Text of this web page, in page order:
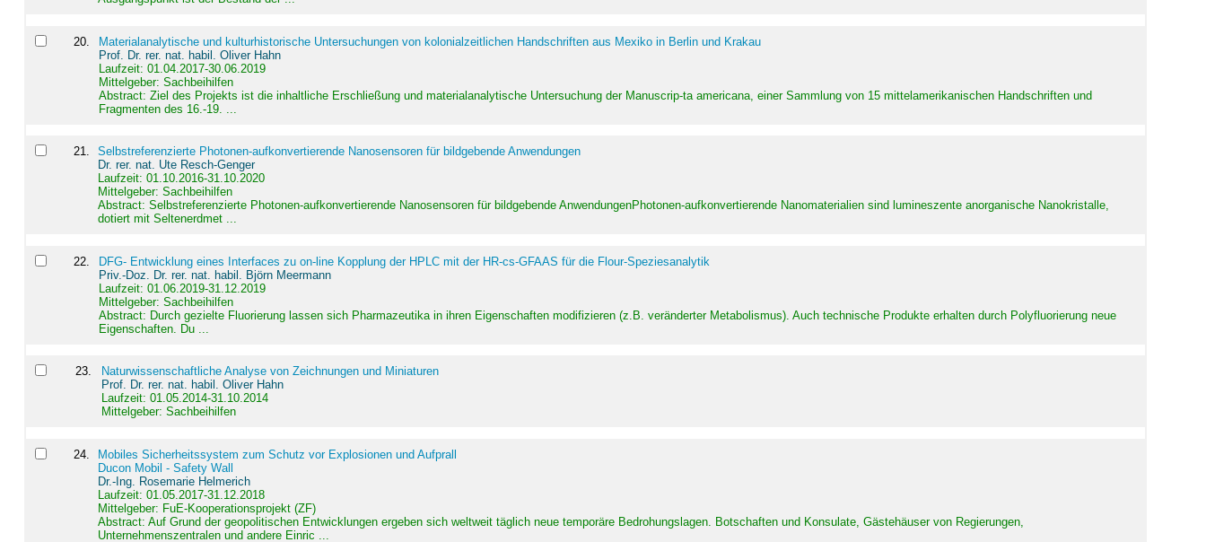
20
Materialanalytische und kulturhistorische Untersuchungen von kolonialzeitlichen Handschriften aus Mexiko in Berlin und Krakau
Prof. Dr. rer. nat. habil. Oliver Hahn
Laufzeit: 01.04.2017-30.06.2019
Mittelgeber: Sachbeihilfen
Abstract: Ziel des Projekts ist die inhaltliche Erschließung und materialanalytische Untersuchung der Manuscrip-ta americana, einer Sammlung von 15 mittelamerikanischen Handschriften und
Fragmenten des 16.-19. ...
21.
Selbstreferenzierte Photonen-aufkonvertierende Nanosensoren für bildgebende Anwendungen
Dr. rer. nat. Ute Resch-Genger
Laufzeit: 01.10.2016-31.10.2020
Mittelgeber: Sachbeihilfen
Abstract:Selbstreferenzierte Photonen-aufkonvertierende Nanosensoren für bildgebende AnwendungenPhotonen-aufkonvertierende Nanomaterialien sind lumineszente anorganische Nanokristalle,
dotiert mit Seltenerdmet ...
22
DFG- Entwicklung eines Interfaces zu on-line Kopplung der HPLC mit der HR-cs-GFAAS für die Flour-Speziesanalytik
Priv.-Doz. Dr. rer. nat. habil. Björn Meermann
Laufzeit: 01.06.2019-31.12.2019
Mittelgeber: Sachbeihilfen
Abstract: Durch gezielte Fluorierung lassen sich Pharmazeutika in ihren Eigenschaften modifizieren (z.B. veränderter Metabolismus). Auch technische Produkte erhalten durch Polyfluorierung neue
Eigenschaften. Du ...
23.
Naturwissenschaftliche Analyse von Zeichnungen und Miniaturen
Prof. Dr. rer. nat. habil. Oliver Hahn
Laufzeit: 01.05.2014-31.10.2014
Mittelgeber: Sachbeihilfen
24.
Mobiles Sicherheitssystem zum Schutz vor Explosionen und Aufprall
Ducon Mobil - Safety Wall
Dr.-Ing. Rosemarie Helmerich
Laufzeit: 01.05.2017-31.12.2018
Mittelgeber: FuE-Kooperationsprojekt (ZF)
Abstract:Auf Grund der geopolitischen Entwicklungen ergeben sich weltweit täglich neue temporäre Bedrohungslagen. Botschaften und Konsulate, Gästehäuser von Regierungen,
Unternehmenszentralen und andere Einric ...